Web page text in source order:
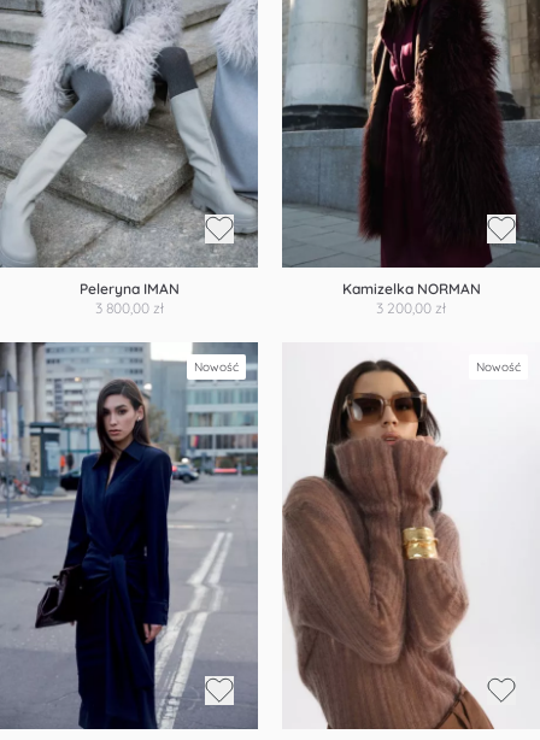
Peleryna IMAN
3 800,00 zł
Kamizelka NORMAN
3 200,00 zł
Nowość Nowość